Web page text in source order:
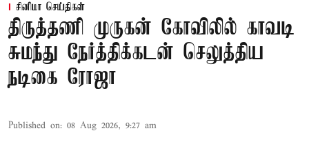
சினிமா செய்திகள்
திருத்தணி முருகன் கோவிலில் காவடி
சுமந்து நேர்த்திக்கடன் செலுத்திய
நடிகை ரோஜா
Published on: 08 Aug 2026, 9:27 am